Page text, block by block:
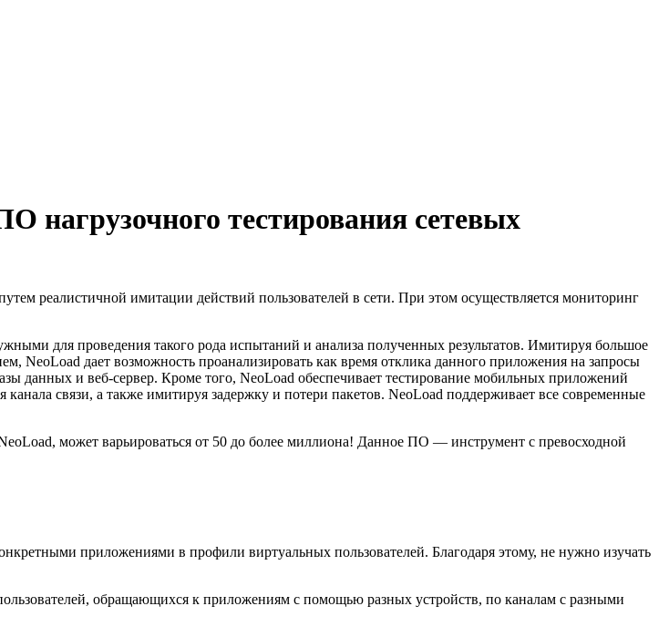
нагрузочного тестирования сетевых
реалистичной имитации действий пользователей в сети. При этом осуществляется мониторинг
для проведения такого рода испытаний и анализа полученных результатов. Имитируя большое
NeoLoad дает возможность проанализировать как время отклика данного приложения на запросы
данных и веб-сервер. Кроме того, NeoLoad обеспечивает тестирование мобильных приложений
канала связи, а также имитируя задержку и потери пакетов. NeoLoad поддерживает все современные
может варьироваться от 50 до более миллиона! Данное ПО — инструмент с превосходной
приложениями в профили виртуальных пользователей. Благодаря этому, не нужно изучать
обращающихся к приложениям с помощью разных устройств, по каналам с разными